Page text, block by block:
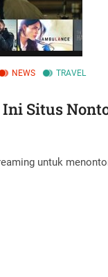
NEWS TRAVEL
Situs
untuk